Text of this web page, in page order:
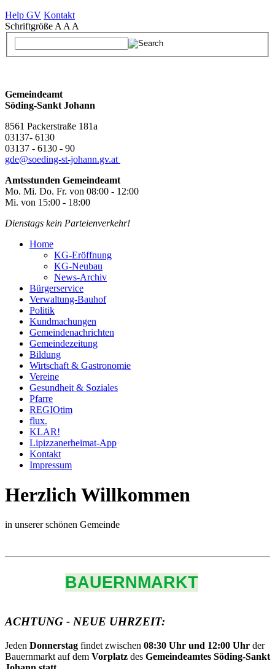
Help GV Kontakt
Schriftgröße A A A
Gemeindeamt
Söding-Sankt Johann
8561 Packerstraße 181a
03137- 6130
03137 - 6130 - 90
gde@soeding-st-johann.gv.at
Amtsstunden Gemeindeamt
Mo. Mi. Do. Fr. von 08:00 - 12:00
Mi. von 15:00 - 18:00
Dienstags kein Parteienverkehr!
Home
KG-Eröffnung
KG-Neubau
News-Archiv
Bürgerservice
Verwaltung-Bauhof
Politik
Kundmachungen
Gemeindenachrichten
Gemeindezeitung
Bildung
Wirtschaft & Gastronomie
Vereine
Gesundheit & Soziales
Pfarre
REGIOtim
flux.
KLAR!
Lipizzanerheimat-App
Kontakt
Impressum
Herzlich Willkommen
in unserer schönen Gemeinde
BAUERNMARKT
ACHTUNG - NEUE UHRZEIT:
Jeden Donnerstag findet zwischen 08:30 Uhr und 12:00 Uhr der
Bauernmarkt auf dem Vorplatz des Gemeindeamtes Söding-Sankt